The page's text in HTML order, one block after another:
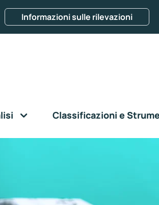
Informazioni sulle rilevazioni
Classificazioni e